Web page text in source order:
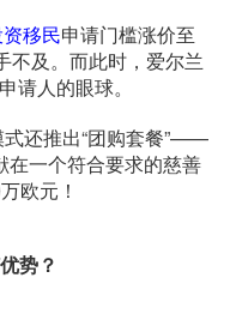
移民申请门槛涨价至
不及。而此时，爱尔兰
请人的眼球。
式还推出“团购套餐”——
在一个符合要求的慈善
欧元！
势？